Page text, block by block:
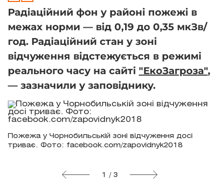
Радіаційний фон у районі пожежі в
межах норми — від 0,19 до 0,35 мкЗв/
год. Радіаційний стан у зоні
відчуження відстежується в режимі
реального часу на сайті "ЕкоЗагроза",
— зазначили у заповіднику.
Пожежа у Чорнобильській зоні відчуження досі
триває. Фото: facebook.com/zapovidnyk2018
1 / 3